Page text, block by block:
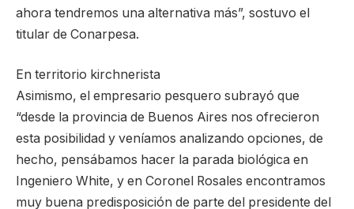
ahora tendremos una alternativa más”, sostuvo el
titular de Conarpesa.
En territorio kirchnerista
Asimismo, el empresario pesquero subrayó que
“desde la provincia de Buenos Aires nos ofrecieron
esta posibilidad y veníamos analizando opciones, de
hecho, pensábamos hacer la parada biológica en
Ingeniero White, y en Coronel Rosales encontramos
muy buena predisposición de parte del presidente del